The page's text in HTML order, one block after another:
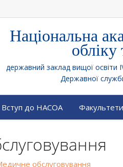
Національна
обліку
державний заклад вищої освіти
Державної
Вступ до НАСОА Факультети
обслуговування